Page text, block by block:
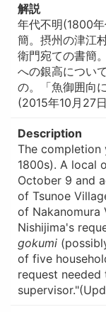
解説
年代不明(1800
簡。摂州の津江
衛門宛ての書簡
への銀高につい
の。「魚御囲向
(2015年10月27
Description
The completion
1800s). A local
October 9 and
of Tsunoe
of Nakanomura
Nishijima's
gokumi
of five
request